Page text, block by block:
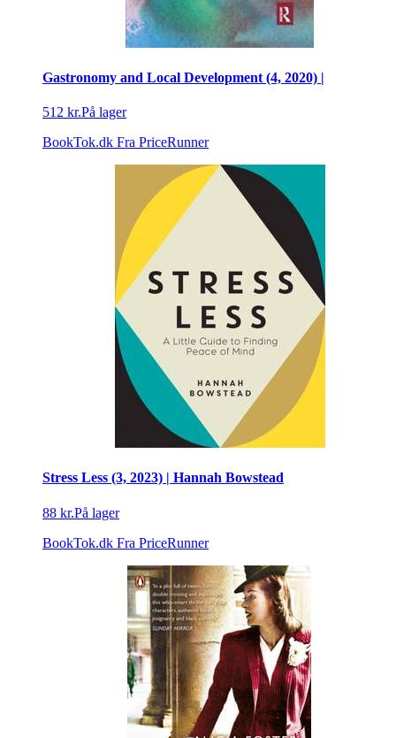
Gastronomy and Local Development (4, 2020) |
512 kr.På lager
BookTok.dk Fra PriceRunner
Stress Less (3, 2023) | Hannah Bowstead
88 kr.På lager
BookTok.dk Fra PriceRunner